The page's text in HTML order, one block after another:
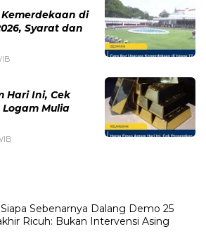
Setia Dampingi Ruben Onsu Saat
Terbarunya
WIB
Agustus 2026, Cek Besaran
WIB
2027 Resmi Dibuka, Cek Syarat,